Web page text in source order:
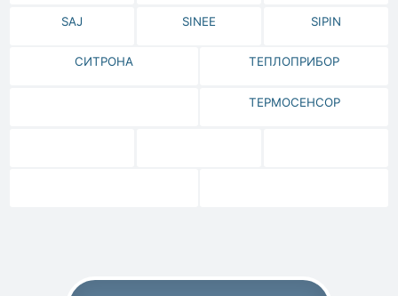
SAJ SINEE SIPIN
СИТРОНА ТЕПЛОПРИБОР
ТЕРМОСЕНСОР